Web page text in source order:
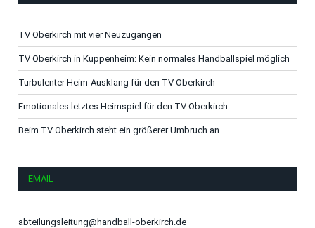
TV Oberkirch mit vier Neuzugängen
TV Oberkirch in Kuppenheim: Kein normales Handballspiel möglich
Turbulenter Heim-Ausklang für den TV Oberkirch
Emotionales letztes Heimspiel für den TV Oberkirch
Beim TV Oberkirch steht ein größerer Umbruch an
EMAIL
abteilungsleitung@handball-oberkirch.de